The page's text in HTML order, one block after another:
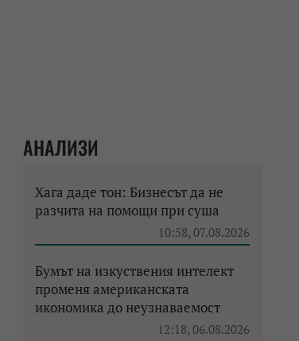
АНАЛИЗИ
Хага даде тон: Бизнесът да не
разчита на помощи при суша
10:58, 07.08.2026
Бумът на изкуствения интелект
променя американската
икономика до неузнаваемост
12:18, 06.08.2026